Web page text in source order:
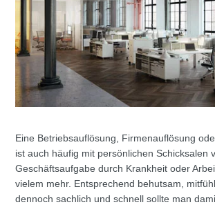
Eine Betriebsauflösung, Firmenauflösung
ist auch häufig mit persönlichen Schicksalen
Geschäftsaufgabe durch Krankheit oder
vielem mehr. Entsprechend behutsam,
dennoch sachlich und schnell sollte man